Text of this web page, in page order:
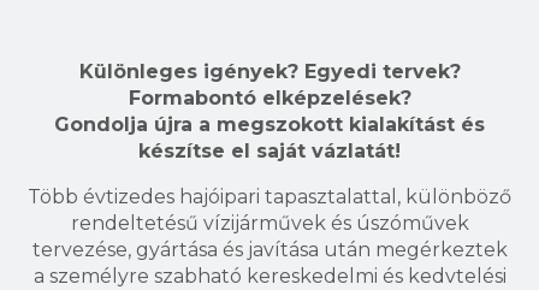
Különleges igények? Egyedi tervek?
Formabontó elképzelések?
Gondolja újra a megszokott kialakítást és
készítse el saját vázlatát!
Több évtizedes hajóipari tapasztalattal, különböző
rendeltetésű vízijárművek és úszóművek
tervezése, gyártása és javítása után megérkeztek
a személyre szabható kereskedelmi és kedvtelési